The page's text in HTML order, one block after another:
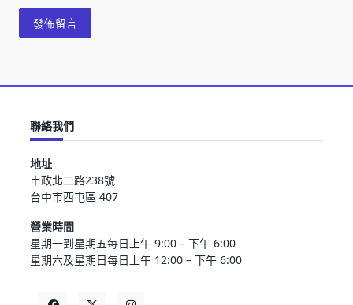
聯絡我們
地址
市政北二路238號
台中市西屯區 407
營業時間
星期一到星期五每日上午 9:00 – 下午 6:00
星期六及星期日每日上午 12:00 – 下午 6:00